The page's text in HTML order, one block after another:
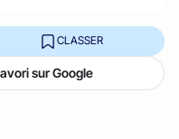
CLASSER
sur Google